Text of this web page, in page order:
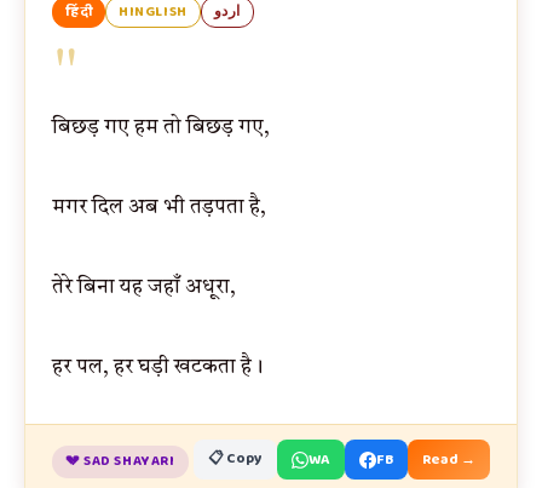
हिंदी HINGLISH اردو
"
बिछड़ गए हम तो बिछड़ गए,
मगर दिल अब भी तड़पता है,
तेरे बिना यह जहाँ अधूरा,
हर पल, हर घड़ी खटकता है।
💔 SAD SHAYARI 📋 Copy WA FB Read →